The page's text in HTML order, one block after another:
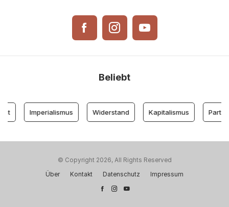
Beliebt
Imperialismus Widerstand Kapitalismus Partei
© Copyright 2026, All Rights Reserved
Über
Kontakt Datenschutz Impressum